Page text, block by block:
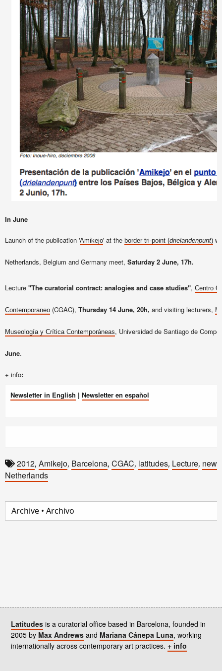
In June
Launch of the publication 'Amikejo' at the border tri-point (drielandenpunt)
Netherlands, Belgium and Germany meet, Saturday 2 June, 17h.
Lecture "The curatorial contract: analogies and case studies", Centro
Contemporaneo (CGAC), Thursday 14 June, 20h, and visiting lecturers,
Museología y Crítica Contemporáneas, Universidad de Santiago de
June.
+ info:
Newsletter in English | Newsletter en español
2012, Amikejo, Barcelona, CGAC, latitudes, Lecture,
Netherlands
Latitudes is a curatorial office based in Barcelona, founded in
2005 by Max Andrews and Mariana Cánepa Luna, working
internationally across contemporary art practices. + info